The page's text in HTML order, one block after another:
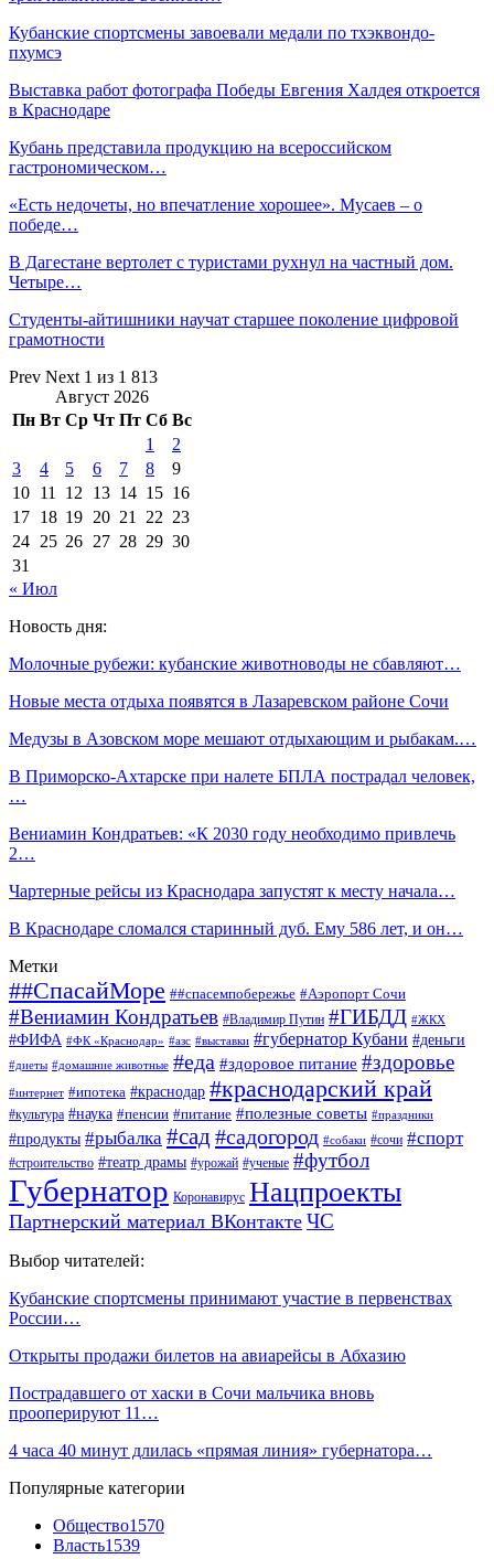
Кубанские спортсмены завоевали медали по тхэквондо-
пхумсэ
Выставка работ фотографа Победы Евгения Халдея откроется
в Краснодаре
Кубань представила продукцию на всероссийском
гастрономическом…
«Есть недочеты, но впечатление хорошее». Мусаев – о
победе…
В Дагестане вертолет с туристами рухнул на частный дом.
Четыре…
Студенты-айтишники научат старшее поколение цифровой
грамотности
Prev Next 1 из 1 813
Август 2026
Пн Вт Ср Чт Пт Сб Вс
1
2
3
4 5 6 7 8
9
10 11 12 13 14 15 16
17 18 19 20 21 22 23
24 25 26 27 28 29 30
31
« Июл
Новость дня:
Молочные рубежи: кубанские животноводы не сбавляют…
Новые места отдыха появятся в Лазаревском районе Сочи
Медузы в Азовском море мешают отдыхающим и рыбакам.…
В Приморско-Ахтарске при налете БПЛА пострадал человек,
…
Вениамин Кондратьев: «К 2030 году необходимо привлечь
2…
Чартерные рейсы из Краснодара запустят к месту начала…
В Краснодаре сломался старинный дуб. Ему 586 лет, и он…
Метки
##СпасайМоре ##спасемпобережье #Аэропорт Сочи
#Вениамин Кондратьев #Владимир Путин #ГИБДД #ЖКХ
#ФИФА #ФК «Краснодар» #азс #выставки #губернатор Кубани #деньги
#диеты #домашние животные #еда #здоровое питание #здоровье
#интернет #ипотека #краснодар #краснодарский край
#культура #наука #пенсии #питание #полезные советы #праздники
#продукты #рыбалка #сад #садогород #собаки #сочи #спорт
#строительство #театр драмы #урожай #ученые #футбол
Губернатор Коронавирус Нацпроекты
Партнерский материал ВКонтакте ЧС
Выбор читателей:
Кубанские спортсмены принимают участие в первенствах
России…
Открыты продажи билетов на авиарейсы в Абхазию
Пострадавшего от хаски в Сочи мальчика вновь
прооперируют 11…
4 часа 40 минут длилась «прямая линия» губернатора…
Популярные категории
Общество1570
Власть1539